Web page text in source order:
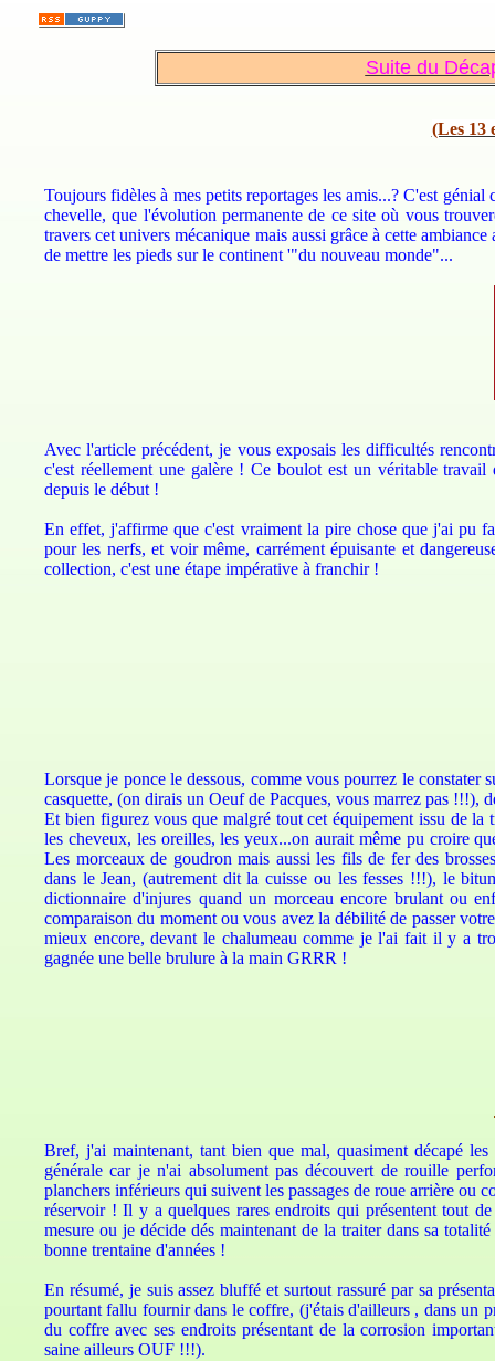
Suite du
(Les 13
Toujours fidèles à mes petits reportages les amis...? C'est
chevelle, que l'évolution permanente de ce site où vous
travers cet univers mécanique mais aussi grâce à cette
de mettre les pieds sur le continent '"du nouveau monde"...
Avec l'article précédent, je vous exposais les difficultés
c'est réellement une galère ! Ce boulot est un véritable travail
depuis le début !
En effet, j'affirme que c'est vraiment la pire chose que j'ai pu
pour les nerfs, et voir même, carrément épuisante et
collection, c'est une étape impérative à franchir !
Lorsque je ponce le dessous, comme vous pourrez le
casquette, (on dirais un Oeuf de Pacques, vous marrez pas !!!),
Et bien figurez vous que malgré tout cet équipement issu de
les cheveux, les oreilles, les yeux...on aurait même pu croire
Les morceaux de goudron mais aussi les fils de fer des
dans le Jean, (autrement dit la cuisse ou les fesses !!!), le
dictionnaire d'injures quand un morceau encore brulant ou
comparaison du moment ou vous avez la débilité de passer
mieux encore, devant le chalumeau comme je l'ai fait il y a
gagnée une belle brulure à la main GRRR !
Bref, j'ai maintenant, tant bien que mal, quasiment décapé
générale car je n'ai absolument pas découvert de rouille
planchers inférieurs qui suivent les passages de roue arrière ou
réservoir ! Il y a quelques rares endroits qui présentent tout
mesure ou je décide dés maintenant de la traiter dans sa
bonne trentaine d'années !
En résumé, je suis assez bluffé et surtout rassuré par sa
pourtant fallu fournir dans le coffre, (j'étais d'ailleurs , dans un
du coffre avec ses endroits présentant de la corrosion
saine ailleurs OUF !!!).